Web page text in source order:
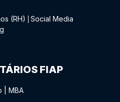
(RH)
Social Media
FIAP
MBA